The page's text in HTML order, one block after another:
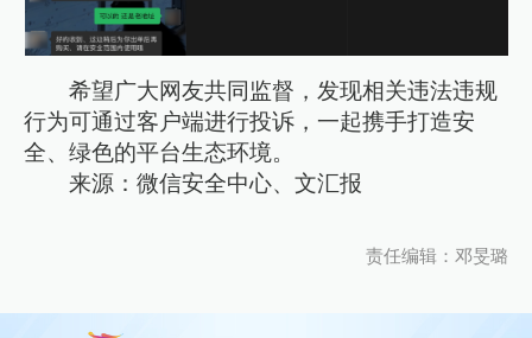
希望广大网友共同监督，发现相关违法违规
行为可通过客户端进行投诉，一起携手打造安
全、绿色的平台生态环境。
来源：微信安全中心、文汇报
责任编辑：邓旻璐